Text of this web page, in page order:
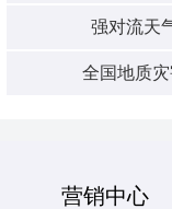
强对流天
全国地质
营销中心